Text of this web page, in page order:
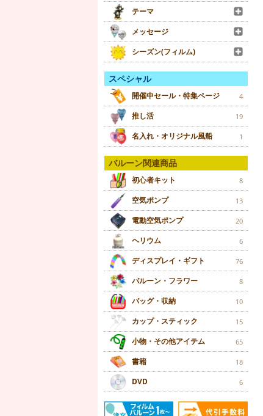
テーマ
メッセージ
シーズン(フィルム)
スペシャル
開催中セール・特集ページ 4
推し活 19
名入れ・オリジナル風船 1
バルーン関連商品
初心者キット 8
空気ポンプ 13
電動空気ポンプ 20
ヘリウム 6
ディスプレイ・ギフト 76
バルーン・フラワー 8
バッグ・収納 10
カップ・スティック 15
小物・その他アイテム 65
書籍 18
DVD 6